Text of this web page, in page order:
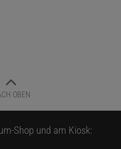
OBEN
Shop und am Kiosk: